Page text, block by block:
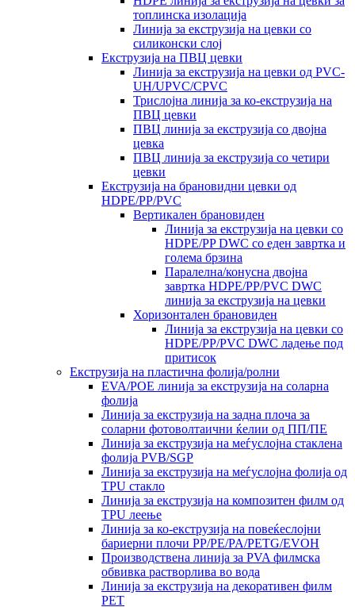
топлинска изолација
Линија за екструзија на цевки со
силиконски слој
Екструзија на ПВЦ цевки
Линија за екструзија на цевки од PVC-
UH/UPVC/CPVC
Трислојна линија за ко-екструзија на
ПВЦ цевки
ПВЦ линија за екструзија со двојна
цевка
ПВЦ линија за екструзија со четири
цевки
Екструзија на брановидни цевки од
HDPE/PP/PVC
Вертикален брановиден
Линија за екструзија на цевки со
HDPE/PP DWC со еден завртка и
голема брзина
Паралелна/конусна двојна
завртка HDPE/PP/PVC DWC
линија за екструзија на цевки
Хоризонтален брановиден
Линија за екструзија на цевки со
HDPE/PP/PVC DWC ладење под
притисок
Екструзија на пластична фолија/ролни
EVA/POE линија за екструзија на соларна
фолија
Линија за екструзија на задна плоча за
соларни фотоволтаични ќелии од ПП/ПЕ
Линија за екструзија на меѓуслојна стаклена
фолија PVB/SGP
Линија за екструзија на меѓуслојна фолија од
TPU стакло
Линија за екструзија на композитен филм од
TPU леење
Линија за ко-екструзија на повеќеслојни
бариерни плочи PP/PE/PA/PETG/EVOH
Производствена линија за PVA филмска
обвивка растворлива во вода
Линија за екструзија на декоративен филм
PET